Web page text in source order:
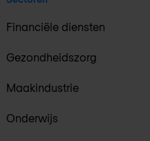
Financiële diensten
Gezondheidszorg
Maakindustrie
Onderwijs